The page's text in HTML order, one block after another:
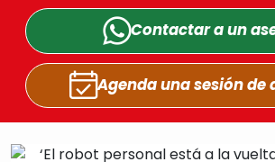
Contactar a un
Agenda una sesiónde